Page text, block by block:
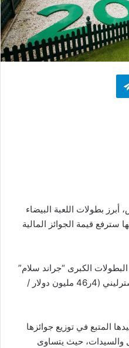
تيلقرام
بطولات اللعبة البيضاء
سترفع قيمة الجوائز المالية
الكبرى “جراند سلام”
في الموسم إلى 34 مليون جنيه استرليني (4ر46 مليون دولار /
المتبع في توزيع جوائزها
والسيدات، حيث يتساوى